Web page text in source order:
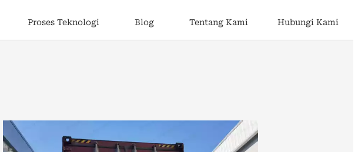
Proses Teknologi Blog Tentang Kami Hubungi Kami